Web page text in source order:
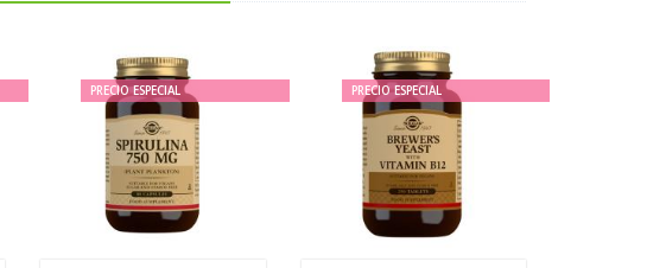
PRECIO ESPECIAL PRECIO ESPECIAL